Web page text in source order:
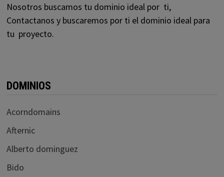
Nosotros buscamos tu dominio ideal por ti,
Contactanos y buscaremos por ti el dominio ideal para
tu proyecto.
DOMINIOS
Acorndomains
Afternic
Alberto dominguez
Bido